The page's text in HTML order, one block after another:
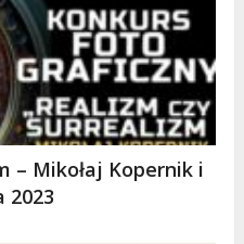
– Mikołaj Kopernik i
2023